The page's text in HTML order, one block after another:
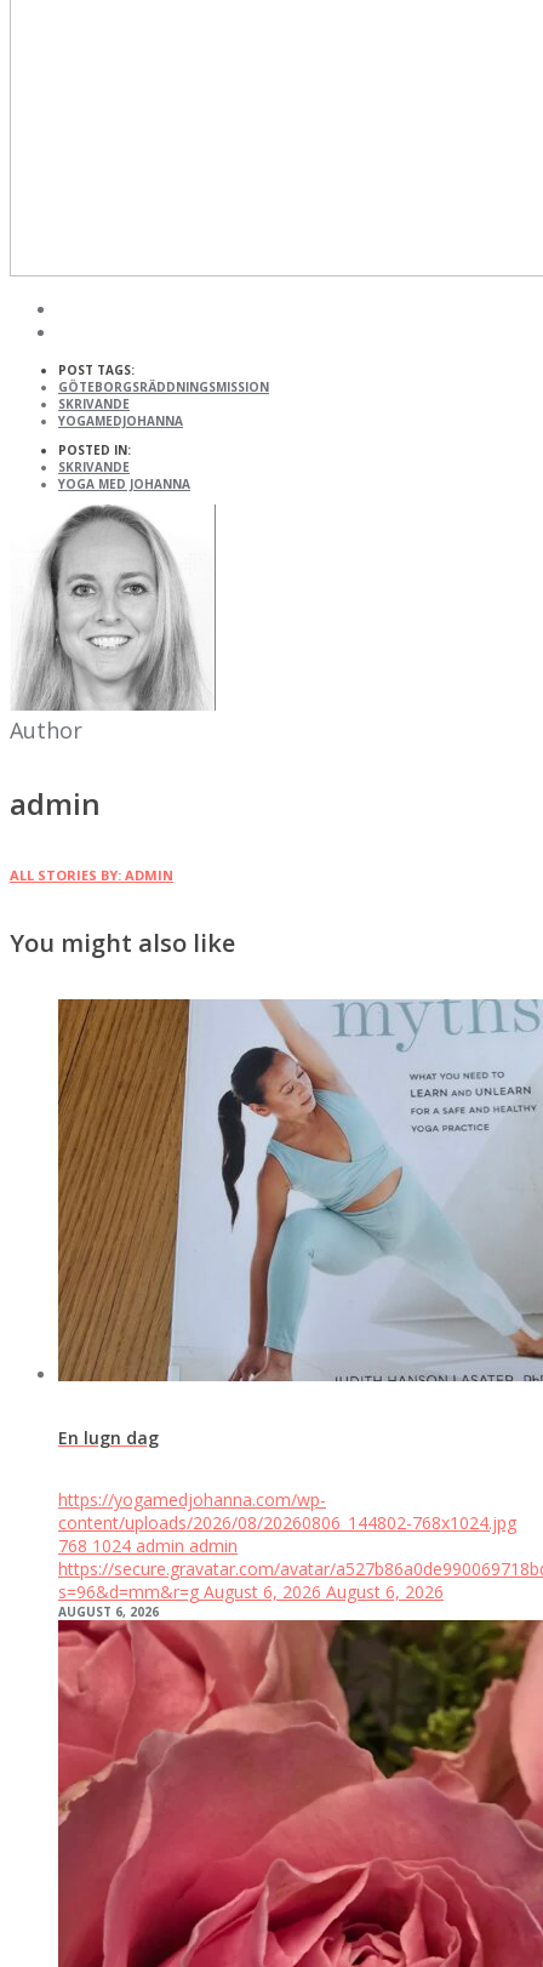
POST TAGS:
GÖTEBORGSRÄDDNINGSMISSION
SKRIVANDE
YOGAMEDJOHANNA
POSTED IN:
SKRIVANDE
YOGA MED JOHANNA
Author
admin
ALL STORIES BY: ADMIN
You might also like
En lugn dag
https://yogamedjohanna.com/wp-
content/uploads/2026/08/20260806_144802-768x1024.jpg
768 1024 admin admin
https://secure.gravatar.com/avatar/
s=96&d=mm&r=g August 6, 2026 August 6, 2026
AUGUST 6, 2026